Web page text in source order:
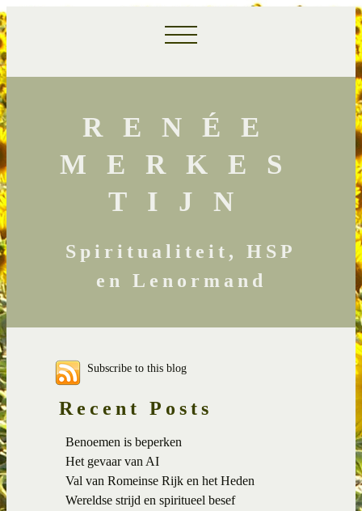
RENÉE
MERKES
TIJN
Spiritualiteit, HSP
en Lenormand
Subscribe to this blog
Recent Posts
Benoemen is beperken
Het gevaar van AI
Val van Romeinse Rijk en het Heden
Wereldse strijd en spiritueel besef